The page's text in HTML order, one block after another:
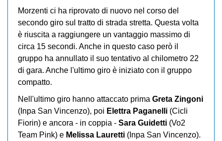
Morzenti ci ha riprovato di nuovo nel corso del
secondo giro sul tratto di strada stretta. Questa volta
è riuscita a raggiungere un vantaggio massimo di
circa 15 secondi. Anche in questo caso però il
gruppo ha annullato il suo tentativo al chilometro 22
di gara. Anche l'ultimo giro è iniziato con il gruppo
compatto.
Nell'ultimo giro hanno attaccato prima Greta Zingoni
(Inpa San Vincenzo), poi Elettra Paganelli (Cicli
Fiorin) e ancora - in coppia - Sara Guidetti (Vo2
Team Pink) e Melissa Lauretti (Inpa San Vincenzo).